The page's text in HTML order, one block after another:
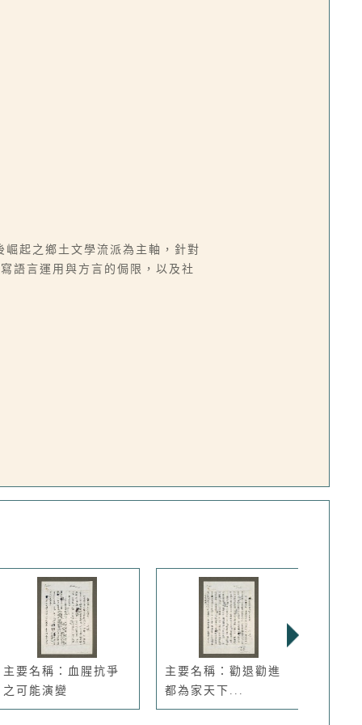
起之鄉土文學流派為主軸，針對
語言運用與方言的侷限，以及社
主要名稱：血腥抗爭
之可能演變
主要名稱：勸退勸進
都為家天下...